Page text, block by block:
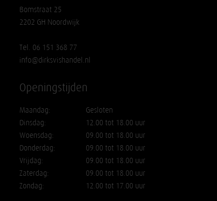
Bomstraat 25
2202 GH Noordwijk
Tel. 06 151 368 77
info@dirksvishandel.nl
Openingstijden
Maandag:
Gesloten
Dinsdag:
12.00 tot 18.00 uur
Woensdag:
09.00 tot 18.00 uur
Donderdag:
09.00 tot 18.00 uur
Vrijdag:
09.00 tot 18.00 uur
Zaterdag:
09.00 tot 18.00 uur
Zondag:
12.00 tot 17.00 uur